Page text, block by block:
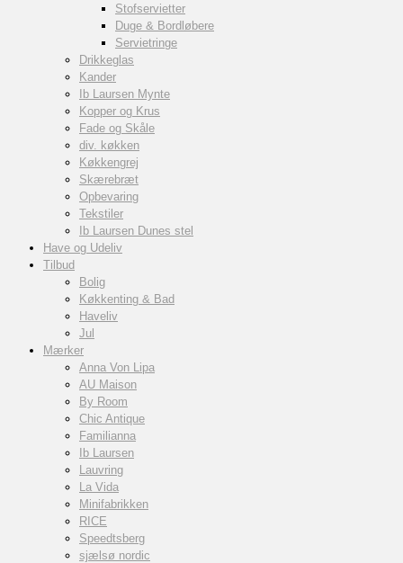
Stofservietter
Duge & Bordløbere
Servietringe
Drikkeglas
Kander
Ib Laursen Mynte
Kopper og Krus
Fade og Skåle
div. køkken
Køkkengrej
Skærebræt
Opbevaring
Tekstiler
Ib Laursen Dunes stel
Have og Udeliv
Tilbud
Bolig
Køkkenting & Bad
Haveliv
Jul
Mærker
Anna Von Lipa
AU Maison
By Room
Chic Antique
Familianna
Ib Laursen
Lauvring
La Vida
Minifabrikken
RICE
Speedtsberg
sjælsø nordic